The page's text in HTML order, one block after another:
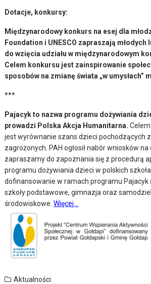
Dotacje, konkursy:
Międzynarodowy konkurs na esej dla
Foundation i UNESCO zapraszają młodych
do wzięcia udziału w międzynarodowym
Celem konkursu jest zainspirowanie
sposobów na zmianę świata „w umysłach”
***
Pajacyk to nazwa programu dożywiania
prowadzi Polska Akcja Humanitarna.
jest wyrównanie szans dzieci pochodzących
zagrożonych. PAH ogłosił nabór wniosków
zapraszamy do zapoznania się z procedurą
programu dożywiania dzieci w polskich
dofinansowanie w ramach programu Pajacyk
szkoły podstawowe, gimnazja oraz
środowiskowe.Więcej…
Aktualności